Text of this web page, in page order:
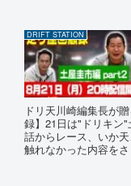
DRIFT STATION
ドリ天川崎編集長が
録】21日は"ドリキン
話からレース、いか
触れなかった内容を